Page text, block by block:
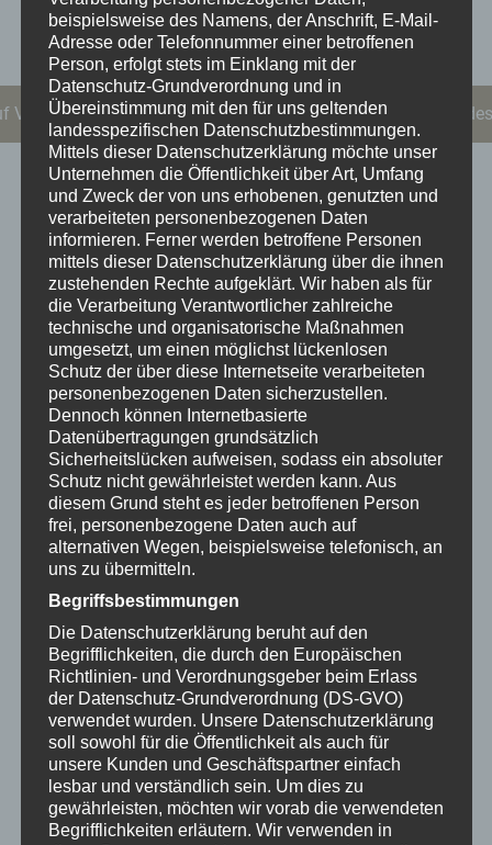
222,00€
Vorbestellung. Sende uns eine Mail an kontakt@sternkopf-
Beschreibung
Sternkopf-Engel, kniend mit Herz Dein ist mein
ganzes Herz! Dieser zarte Sternkopf-Engel in weiß
und schwarz kniet in einer romantischen
Liebeserklärung anmutig nieder. Mit leicht
geneigtem Kopf betrachtet er liebevoll das
leuchtend rote Herz, das er schützend in seinen
sanften Händen hält. Ein Sternkopf-Engel für die
Liebenden – perfekt als Geschenk zum
Valentinstag, zur Hochzeit, zum Muttertag oder
einfach als kleines Dankeschön an einen geliebten
Menschen. Der Handwerker drechselt das kleine
Herz dieses Engels kunstvoll aus einem einzigen
Teil. Schräg angeschliffen, poliert und mit strahlend
dem Engel in die Hände gelegt – Das Herzstück der
sitzenden Kollektion von Sternkopf.
Modern,
elegant, sensationell – die Sternkopf-Engel aus
dem Erzgebirge Sinnlicher Hüftschwung,
minimalistisches Design und ein kleiner
siebenzackiger Stern in den Flügeln – das sind die
Markenzeichen der edlen Sternkopf-Engel aus dem
Erzgebirge. In den traditionsreichen Werkstätten der
beispielsweise des Namens, der Anschrift, E-Mail-
Adresse oder Telefonnummer einer betroffenen
Person, erfolgt stets im Einklang mit der
Datenschutz-Grundverordnung und in
Übereinstimmung mit den für uns geltenden
landesspezifischen Datenschutzbestimmungen.
Mittels dieser Datenschutzerklärung möchte unser
Unternehmen die Öffentlichkeit über Art, Umfang
und Zweck der von uns erhobenen, genutzten und
verarbeiteten personenbezogenen Daten
informieren. Ferner werden betroffene Personen
mittels dieser Datenschutzerklärung über die ihnen
zustehenden Rechte aufgeklärt. Wir haben als für
die Verarbeitung Verantwortlicher zahlreiche
technische und organisatorische Maßnahmen
umgesetzt, um einen möglichst lückenlosen
Schutz der über diese Internetseite verarbeiteten
personenbezogenen Daten sicherzustellen.
Dennoch können Internetbasierte
Datenübertragungen grundsätzlich
Sicherheitslücken aufweisen, sodass ein absoluter
Schutz nicht gewährleistet werden kann. Aus
diesem Grund steht es jeder betroffenen Person
frei, personenbezogene Daten auch auf
alternativen Wegen, beispielsweise telefonisch, an
uns zu übermitteln.
Begriffsbestimmungen
Die Datenschutzerklärung beruht auf den
Begrifflichkeiten, die durch den Europäischen
Richtlinien- und Verordnungsgeber beim Erlass
der Datenschutz-Grundverordnung (DS-GVO)
verwendet wurden. Unsere Datenschutzerklärung
soll sowohl für die Öffentlichkeit als auch für
unsere Kunden und Geschäftspartner einfach
lesbar und verständlich sein. Um dies zu
gewährleisten, möchten wir vorab die verwendeten
Begrifflichkeiten erläutern. Wir verwenden in